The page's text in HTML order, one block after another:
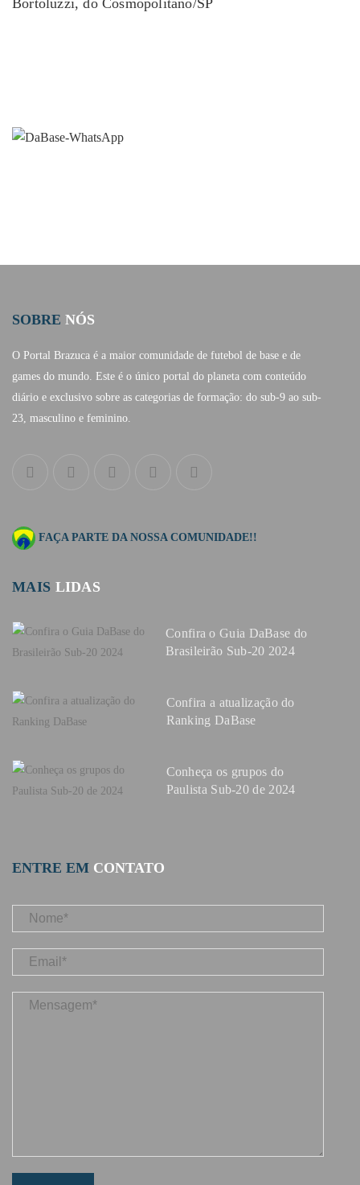
Bortoluzzi, do Cosmopolitano/SP
SOBRE NÓS
O Portal Brazuca é a maior comunidade de futebol de base e de
games do mundo. Este é o único portal do planeta com conteúdo
diário e exclusivo sobre as categorias de formação: do sub-9 ao sub-
23, masculino e feminino.
FAÇA PARTE DA NOSSA COMUNIDADE!!
MAIS LIDAS
Confira o Guia DaBase do
Brasileirão Sub-20 2024
Confira a atualização do
Ranking DaBase
Conheça os grupos do
Paulista Sub-20 de 2024
ENTRE EM CONTATO